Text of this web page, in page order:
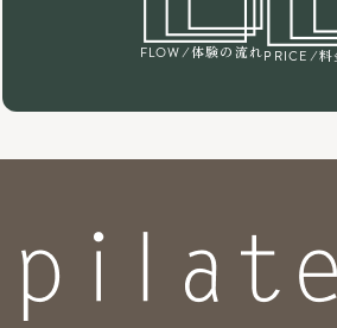
FLOW /体験の流れPRICE /料